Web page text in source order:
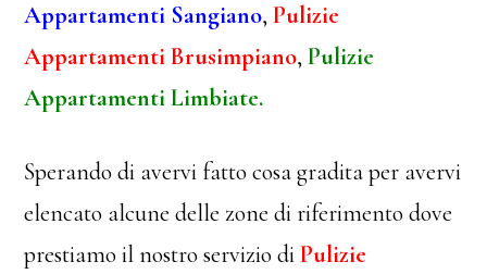
Appartamenti Sangiano,Pulizie
Appartamenti Brusimpiano,Pulizie
Appartamenti Limbiate.
Sperando di avervi fatto cosa gradita per avervi
elencato alcune delle zone di riferimento dove
prestiamo il nostro servizio diPulizie